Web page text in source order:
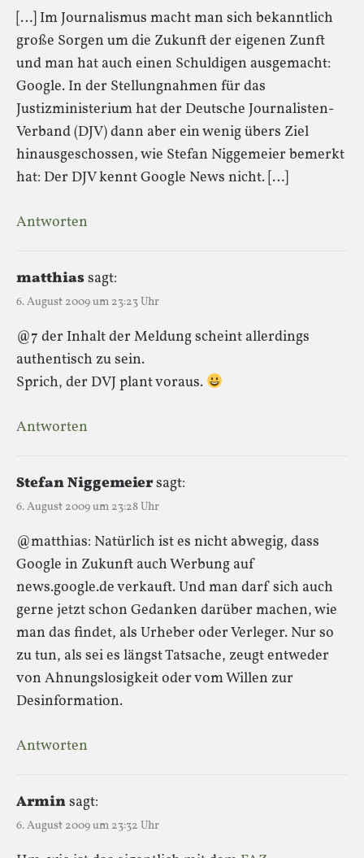
[…] Im Journalismus macht man sich bekanntlich
große Sorgen um die Zukunft der eigenen Zunft
und man hat auch einen Schuldigen ausgemacht:
Google. In der Stellungnahmen für das
Justizministerium hat der Deutsche Journalisten-
Verband (DJV) dann aber ein wenig übers Ziel
hinausgeschossen, wie Stefan Niggemeier bemerkt
hat: Der DJV kennt Google News nicht. […]
Antworten
matthiassagt:
6. August 2009 um 23:23 Uhr
@7 der Inhalt der Meldung scheint allerdings
authentisch zu sein.
Sprich, der DVJ plant voraus.
Antworten
Stefan Niggemeiersagt:
6. August 2009 um 23:28 Uhr
@matthias: Natürlich ist es nicht abwegig, dass
Google in Zukunft auch Werbung auf
news.google.de verkauft. Und man darf sich auch
gerne jetzt schon Gedanken darüber machen, wie
man das findet, als Urheber oder Verleger. Nur so
zu tun, als sei es längst Tatsache, zeugt entweder
von Ahnungslosigkeit oder vom Willen zur
Desinformation.
Antworten
Arminsagt:
6. August 2009 um 23:32 Uhr